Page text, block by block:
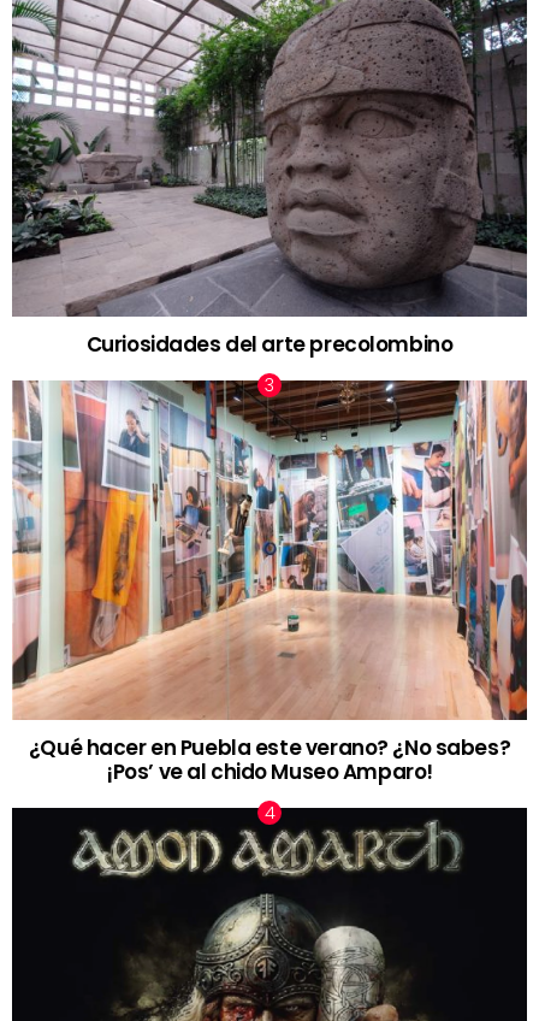
Curiosidades del arte precolombino
¿Qué hacer en Puebla este verano? ¿No sabes?
¡Pos’ ve al chido Museo Amparo!